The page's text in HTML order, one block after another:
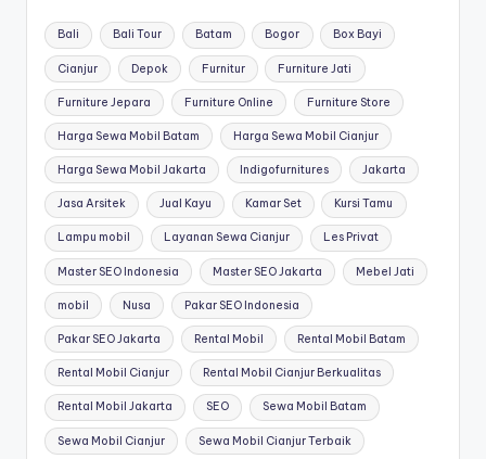
Bali Bali Tour Batam Bogor Box Bayi
Cianjur Depok Furnitur Furniture Jati
Furniture Jepara Furniture Online Furniture Store
Harga Sewa Mobil Batam Harga Sewa Mobil Cianjur
Harga Sewa Mobil Jakarta Indigofurnitures Jakarta
Jasa Arsitek Jual Kayu Kamar Set Kursi Tamu
Lampu mobil Layanan Sewa Cianjur Les Privat
Master SEO Indonesia Master SEO Jakarta Mebel Jati
mobil Nusa Pakar SEO Indonesia
Pakar SEO Jakarta Rental Mobil Rental Mobil Batam
Rental Mobil Cianjur Rental Mobil Cianjur Berkualitas
Rental Mobil Jakarta SEO Sewa Mobil Batam
Sewa Mobil Cianjur Sewa Mobil Cianjur Terbaik